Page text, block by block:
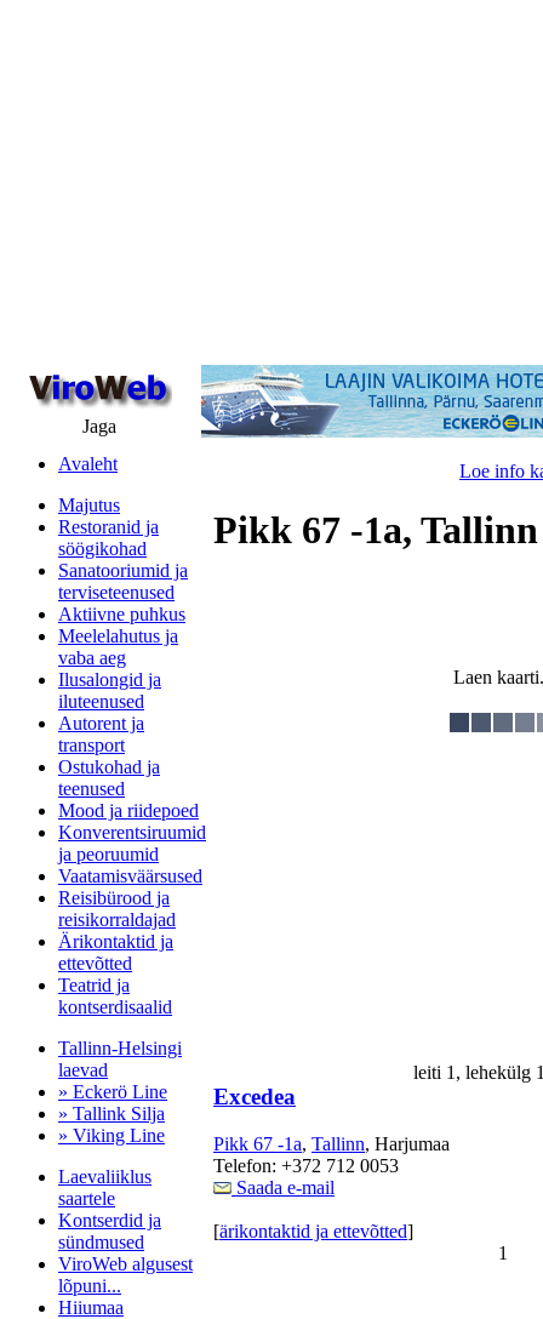
Jaga
Avaleht
Majutus
Restoranid ja
söögikohad
Sanatooriumid ja
terviseteenused
Aktiivne puhkus
Meelelahutus ja
vaba aeg
Ilusalongid ja
iluteenused
Autorent ja
transport
Ostukohad ja
teenused
Mood ja riidepoed
Konverentsiruumid
ja peoruumid
Vaatamisväärsused
Reisibürood ja
reisikorraldajad
Ärikontaktid ja
ettevõtted
Teatrid ja
kontserdisaalid
Tallinn-Helsingi
laevad
» Eckerö Line
» Tallink Silja
» Viking Line
Laevaliiklus
saartele
Kontserdid ja
sündmused
ViroWeb algusest
lõpuni...
Hiiumaa
Loe info
Pikk 67 -1a,
Laen
leiti 1,
Excedea
Pikk 67 -1a, Tallinn, Harjumaa
Telefon: +372 712 0053
Saada e-mail
[ärikontaktid ja ettevõtted]
1